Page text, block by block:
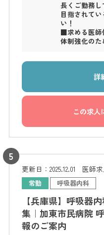
長くご勤務
目指されて
い！
■求める医師
体制強化の
詳
この求人
更新日： 2025.12.01 医師
常勤 呼吸器内科
【兵庫県】呼吸器
集｜加東市民病院
報のご案内